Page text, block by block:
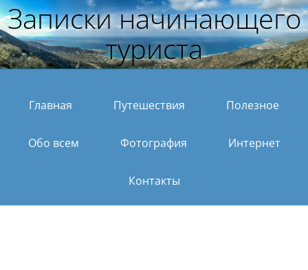
Записки начинающего
туриста
Главная Путешествия Полезное
Обо всем Фотография Интернет
Контакты